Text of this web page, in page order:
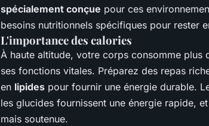
spécialement conçue pour ces
besoins nutritionnels spécifiques pour rester
L'importance des calories
À haute altitude, votre corps consomme plus
ses fonctions vitales. Préparez des repas
en lipides pour fournir une énergie durable.
les glucides fournissent une énergie rapide,
mais soutenue.